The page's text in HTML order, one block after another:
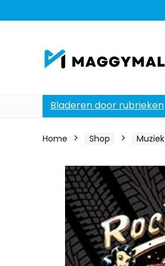
Bladeren door rubrieken
Home Shop Muziek